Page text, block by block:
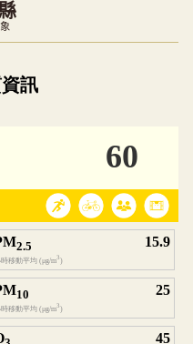
覺預覽，完整即時空